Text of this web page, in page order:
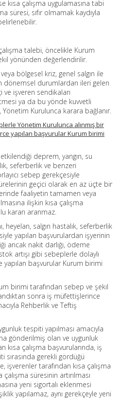
kısa çalışma uygulamasına tabi
süresi, sıfır olmamak kaydıyla
talebi, öncelikle Kurum
yönünden değerlendirilir.
bölgesel kriz, genel salgın ile
dönemsel durumlardan ileri gelen
ve işveren sendikaları
ya da bu yönde kuvvetli
Kurulunca karara bağlanır.
Yönetim Kurulunca alınmış bir
yapılan başvurular Kurum birimi
deprem, yangın, su
seferberlik ve benzeri
sebep gerekçesiyle
geçici olarak en az üçte bir
faaliyetin tamamen veya
ilişkin kısa çalışma
kararı aranmaz.
heyelan, salgın hastalık, seferberlik
yapılan başvurulardan işyerinin
ancak nakit darlığı, ödeme
artışı gibi sebeplerle dolaylı
yapılan başvurular Kurum birimi
birimi tarafından sebep ve şekil
sonra iş müfettişlerince
Rehberlik ve Teftiş
tespiti yapılması amacıyla
gönderilmiş olan ve uygunluk
çalışma başvurularında, iş
sırasında gerekli gördüğü
işverenler tarafından kısa çalışma
süresinin artırılması
yeni sigortalı eklenmesi
yapılamaz, aynı gerekçeyle yeni